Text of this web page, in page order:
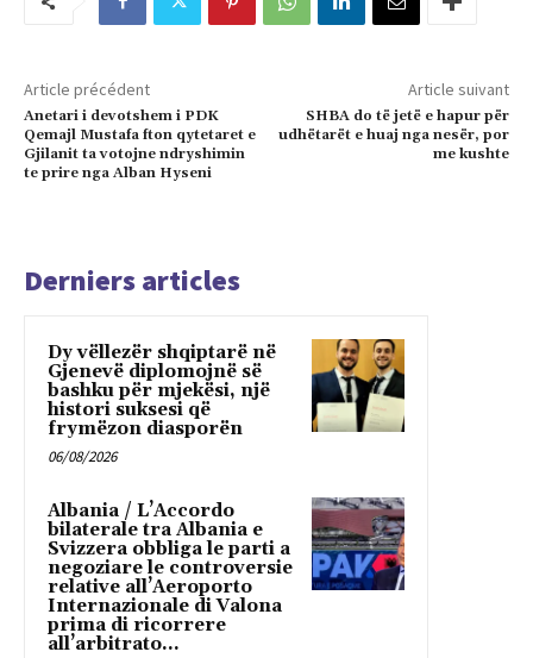
Article précédent
Anetari i devotshem i PDK
Qemajl Mustafa fton qytetaret e
Gjilanit ta votojne ndryshimin
te prire nga Alban Hyseni
Article suivant
SHBA do të jetë e hapur për
udhëtarët e huaj nga nesër, por
me kushte
Derniers articles
Dy vëllezër shqiptarë në
Gjenevë diplomojnë së
bashku për mjekësi, një
histori suksesi që
frymëzon diasporën
06/08/2026
Albania / L’Accordo
bilaterale tra Albania e
Svizzera obbliga le parti a
negoziare le controversie
relative all’Aeroporto
Internazionale di Valona
prima di ricorrere
all’arbitrato...